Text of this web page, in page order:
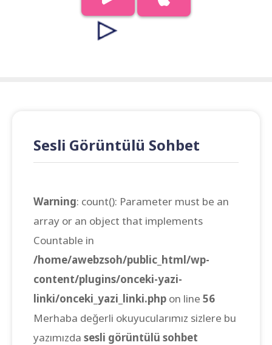
Sesli Görüntülü Sohbet
Warning: count(): Parameter must be an
array or an object that implements
Countable in
/home/awebzsoh/public_html/wp-
content/plugins/onceki-yazi-
linki/onceki_yazi_linki.php on line 56
Merhaba değerli okuyucularımız sizlere bu
yazımızda sesli görüntülü sohbet